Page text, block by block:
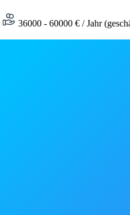
36000 - 60000 € / Jahr